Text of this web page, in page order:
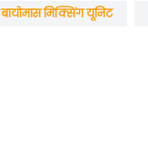
बायोमास मिक्सिंग यूनिट